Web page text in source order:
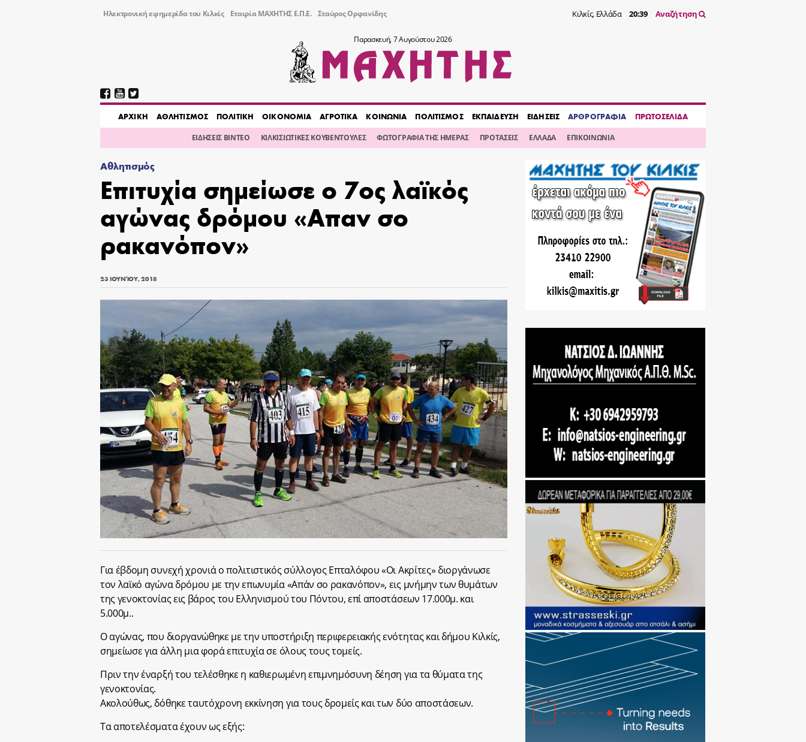
Ηλεκτρονική εφημερίδα του Κιλκίς Εταιρία ΜΑΧΗΤΗΣ Ε.Π.Ε. Σταύρος Ορφανίδης Κιλκίς, Ελλάδα 20:39 Αναζήτηση
Παρασκευή, 7 Αυγούστου 2026
AΡΧΙΚΗ ΑΘΛΗΤΙΣΜΟΣ ΠΟΛΙΤΙΚΗ ΟΙΚΟΝΟΜΙΑ ΑΓΡΟΤΙΚΑ ΚΟΙΝΩΝΙΑ ΠΟΛΙΤΙΣΜΟΣ ΕΚΠΑΙΔΕΥΣΗ ΕΙΔΗΣΕΙΣ ΑΡΘΡΟΓΡΑΦΙΑ ΠΡΩΤΟΣΕΛΙΔΑ
ΕΙΔΗΣΕΙΣ ΒΙΝΤΕΟ ΚΙΛΚΙΣΙΩΤΙΚΕΣ ΚΟΥΒΕΝΤΟΥΛΕΣ ΦΩΤΟΓΡΑΦΙΑ ΤΗΣ ΗΜΕΡΑΣ ΠΡΟΤΑΣΕΙΣ ΕΛΛΑΔΑ ΕΠΙΚΟΙΝΩΝΙΑ
Αθλητισμός
Επιτυχία σημείωσε ο 7ος λαϊκός
αγώνας δρόμου «Απαν σο
ρακανόπον»
23 ΙΟΥΝΊΟΥ, 2018
Για έβδομη συνεχή χρονιά ο πολιτιστικός σύλλογος Επταλόφου «Οι Ακρίτες» διοργάνωσε
τον λαϊκό αγώνα δρόμου με την επωνυμία «Απάν σο ρακανόπον», εις μνήμην των θυμάτων
της γενοκτονίας εις βάρος του Ελληνισμού του Πόντου, επί αποστάσεων 17.000μ. και
5.000μ..
Ο αγώνας, που διοργανώθηκε με την υποστήριξη περιφερειακής ενότητας και δήμου Κιλκίς,
σημείωσε για άλλη μια φορά επιτυχία σε όλους τους τομείς.
Πριν την έναρξή του τελέσθηκε η καθιερωμένη επιμνημόσυνη δέηση για τα θύματα της
γενοκτονίας.
Ακολούθως, δόθηκε ταυτόχρονη εκκίνηση για τους δρομείς και των δύο αποστάσεων.
Τα αποτελέσματα έχουν ως εξής: